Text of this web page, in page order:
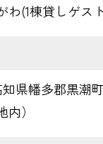
(1棟貸しゲスト
県幡多郡黒潮町
）